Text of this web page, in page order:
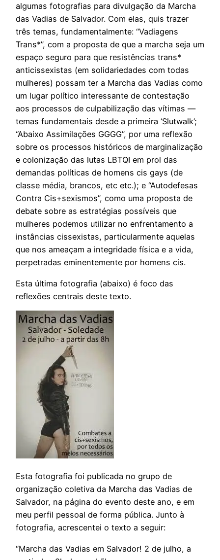
algumas fotografias para divulgação da Marcha
das Vadias de Salvador. Com elas, quis trazer
três temas, fundamentalmente: “Vadiagens
Trans*”, com a proposta de que a marcha seja um
espaço seguro para que resistências trans*
anticissexistas (em solidariedades com todas
mulheres) possam ter a Marcha das Vadias como
um lugar político interessante de contestação
aos processos de culpabilização das vítimas —
temas fundamentais desde a primeira ‘Slutwalk’;
“Abaixo Assimilações GGGG”, por uma reflexão
sobre os processos históricos de marginalização
e colonização das lutas LBTQI em prol das
demandas políticas de homens cis gays (de
classe média, brancos, etc etc.); e “Autodefesas
Contra Cis+sexismos”, como uma proposta de
debate sobre as estratégias possíveis que
mulheres podemos utilizar no enfrentamento a
instâncias cissexistas, particularmente aquelas
que nos ameaçam a integridade física e a vida,
perpetradas eminentemente por homens cis.
Esta última fotografia (abaixo) é foco das
reflexões centrais deste texto.
Esta fotografia foi publicada no grupo de
organização coletiva da Marcha das Vadias de
Salvador, na página do evento deste ano, e em
meu perfil pessoal de forma pública. Junto à
fotografia, acrescentei o texto a seguir:
“Marcha das Vadias em Salvador! 2 de julho, a